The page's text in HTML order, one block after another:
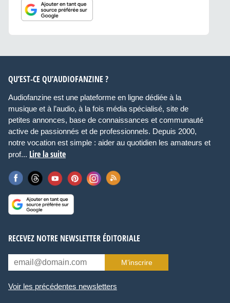
QU’EST-CE QU’AUDIOFANZINE ?
Audiofanzine est une plateforme en ligne dédiée à la
musique et à l’audio, à la fois média spécialisé, site de
petites annonces, base de connaissances et communauté
active de passionnés et de professionnels. Depuis 2000,
notre vocation est simple : aider au quotidien les amateurs et
prof... Lire la suite
RECEVEZ NOTRE NEWSLETTER ÉDITORIALE
M’inscrire
Voir les précédentes newsletters